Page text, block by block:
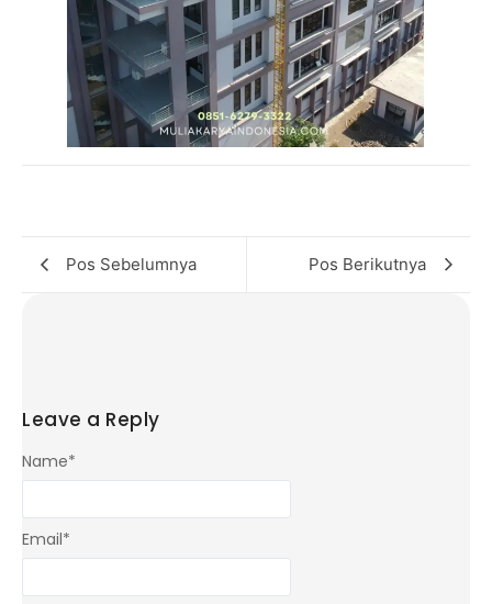
Pos Sebelumnya Pos Berikutnya
Leave a Reply
Name*
Email*